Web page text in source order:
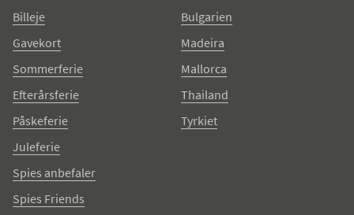
Billeje
Gavekort
Sommerferie
Efterårsferie
Påskeferie
Juleferie
Spies anbefaler
Spies Friends
Bulgarien
Madeira
Mallorca
Thailand
Tyrkiet